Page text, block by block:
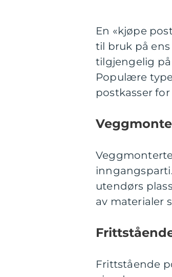
En «kjøpe
til bruk på
tilgjengelig
Populære
postkasser
utendørs
av materialer
Frittstående